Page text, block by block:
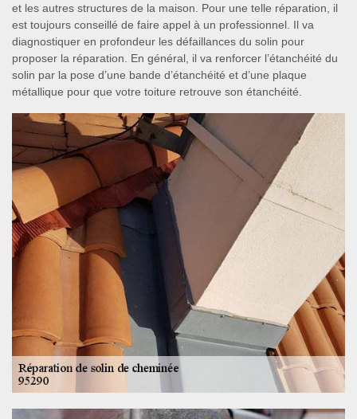
et les autres structures de la maison. Pour une telle réparation, il
est toujours conseillé de faire appel à un professionnel. Il va
diagnostiquer en profondeur les défaillances du solin pour
proposer la réparation. En général, il va renforcer l’étanchéité du
solin par la pose d’une bande d’étanchéité et d’une plaque
métallique pour que votre toiture retrouve son étanchéité.